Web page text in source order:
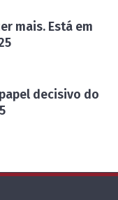
mais. Está em
decisivo do